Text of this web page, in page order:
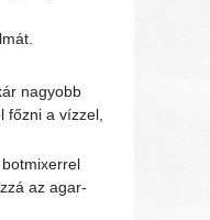
nagyobb
főzni a vízzel,
az agar-